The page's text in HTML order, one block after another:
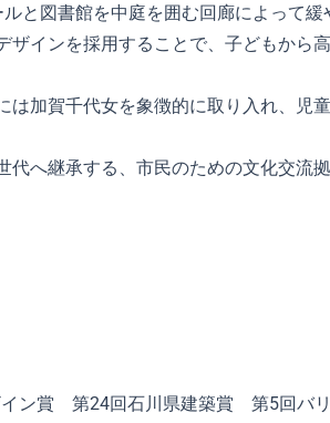
と図書館を中庭を囲む回廊によって
インを採用することで、子どもから
加賀千代女を象徴的に取り入れ、児
へ継承する、市民のための文化交流拠
ン賞 第24回石川県建築賞 第5回バ